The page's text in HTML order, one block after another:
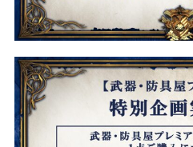
ゼルビアフットサルパーク